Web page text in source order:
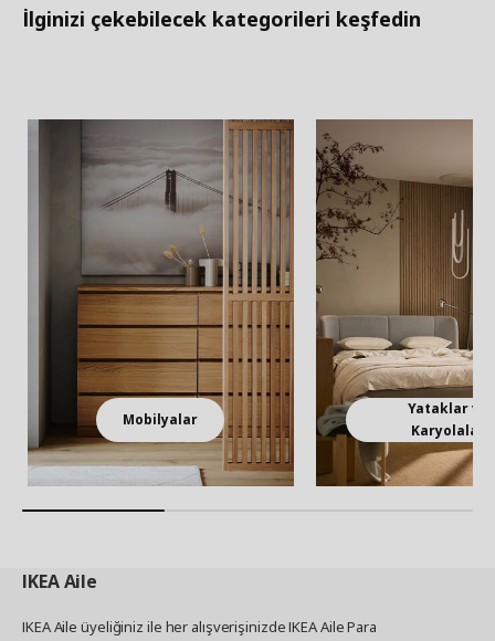
İlginizi çekebilecek kategorileri keşfedin
Mobilyalar
Yataklar ve
Karyolalar
IKEAAile
IKEA Aile üyeliğiniz ile her alışverişinizde IKEA Aile Para